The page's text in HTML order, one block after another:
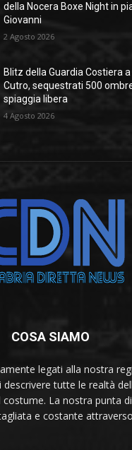
della Nocera Boxe Night in
Giovanni
2 Agosto 2026
Blitz della Guardia Costiera
Cutro, sequestrati 500
spiaggia libera
4 Agosto 2026
COSA SIAMO
legati alla nostra
descrivere tutte le realtà
La nostra punta
e costante